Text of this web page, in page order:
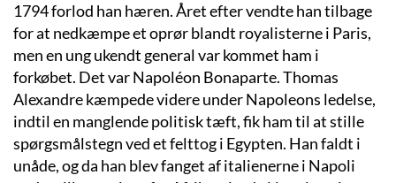
1794 forlod han hæren. Året efter vendte han tilbage
for at nedkæmpe et oprør blandt royalisterne i Paris,
men en ung ukendt general var kommet ham i
forkøbet. Det var Napoléon Bonaparte. Thomas
Alexandre kæmpede videre under Napoleons ledelse,
indtil en manglende politisk tæft, fik ham til at stille
spørgsmålstegn ved et felttog i Egypten. Han faldt i
unåde, og da han blev fanget af italienerne i Napoli